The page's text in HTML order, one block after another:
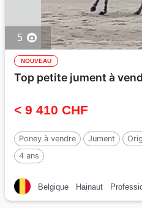
5
NOUVEAU
Top petite jument à
< 9 410 CHF
Poney à vendre Jument
4 ans
Belgique Hainaut